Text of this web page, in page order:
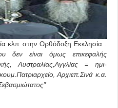
κλπ στην Ορθόδοξη Εκκλησία .
δεν είναι όμως επικεφαλής
Αυστραλίας,Αγγλίας = ημι-
Αρχιεπ.Σινά κ.α.